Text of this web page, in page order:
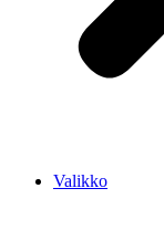
Valikko